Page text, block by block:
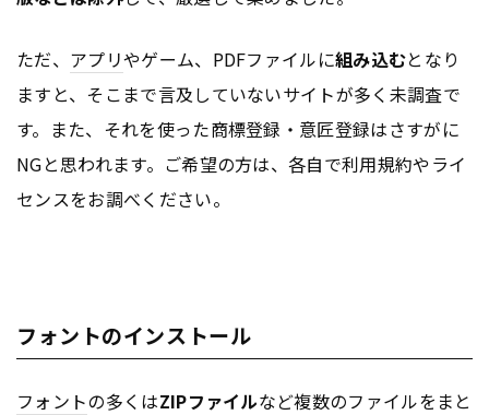
ただ、 アプリやゲーム、PDFファイルに組み込むとなり
ますと、そこまで言及していないサイトが多く未調査で
す。また、それを使った商標登録・意匠登録はさすがに
NGと思われます。ご希望の方は、各自で利用規約やライ
センスをお調べください。
フォントのインストール
フォントの多くはZIPファイルなど複数のファイルをまと